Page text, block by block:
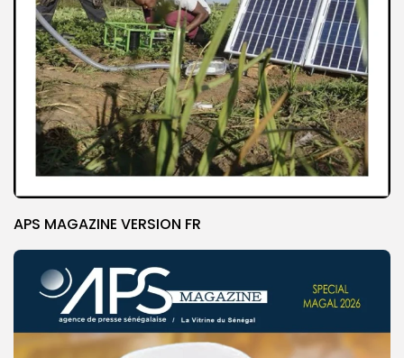
APS MAGAZINE VERSION FR